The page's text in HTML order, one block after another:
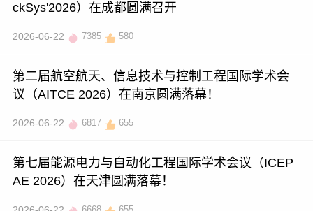
ckSys'2026）在成都圆满召开
2026-06-22 7385 580
第二届航空航天、信息技术与控制工程国际学术会
议（AITCE 2026）在南京圆满落幕！
2026-06-22 6817 655
第七届能源电力与自动化工程国际学术会议（ICEP
AE 2026）在天津圆满落幕！